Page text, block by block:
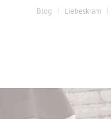
Blog Liebeskram